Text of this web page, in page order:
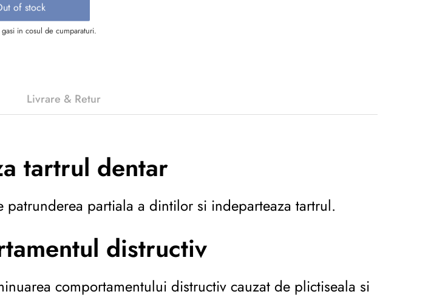
of stock
in cosul de cumparaturi.
Livrare & Retur
tartrul dentar
partiala a dintilor si indeparteaza tartrul.
distructiv
comportamentului distructiv cauzat de plictiseala si